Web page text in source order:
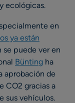
ecológicas.
en
ya están
se puede ver en
Bünting ha
aprobación de
CO2 gracias a
sus vehículos.